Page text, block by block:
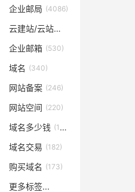
(29026)
企业邮局 (4086)
云建站/云站群/小程序
企业邮箱 (530)
域名 (340)
网站备案 (246)
网站空间 (220)
域名多少钱 (196)
域名交易 (182)
购买域名 (173)
更多标签...